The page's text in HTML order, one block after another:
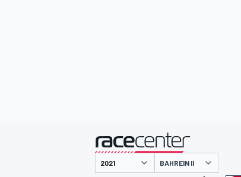
gepresenteerd door
BAHREIN II